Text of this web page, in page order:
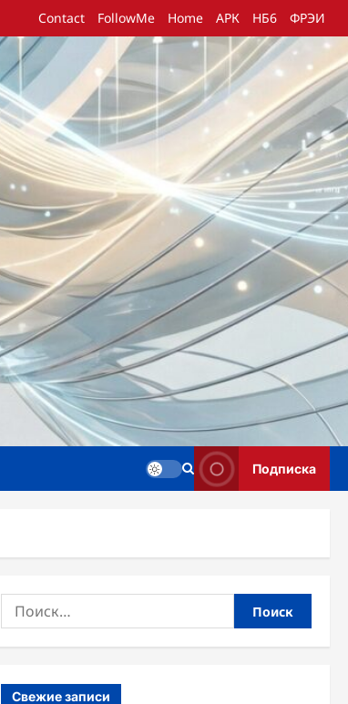
Contact FollowMe Home АРК НБ6 ФРЭИ
Подписка
Найти:
Свежие записи